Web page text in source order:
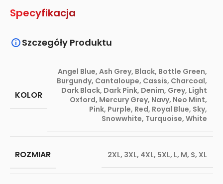
Specyfikacja
Szczegóły Produktu
KOLOR
Angel Blue, Ash Grey, Black, Bottle Green,
Burgundy, Cantaloupe, Cassis, Charcoal,
Dark Black, Dark Pink, Denim, Grey, Light
Oxford, Mercury Grey, Navy, Neo Mint,
Pink, Purple, Red, Royal Blue, Sky,
Snowwhite, Turquoise, White
ROZMIAR 2XL, 3XL, 4XL, 5XL, L, M, S, XL